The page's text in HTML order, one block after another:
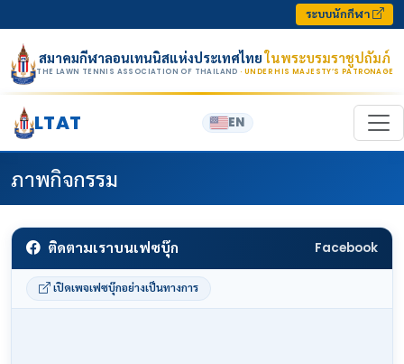
ระบบนักกีฬา
สมาคมกีฬาลอนเทนนิสแห่งประเทศไทยในพระบรมราชูปถัมภ์
THE LAWN TENNIS ASSOCIATION OF THAILAND · UNDER HIS MAJESTY’S PATRONAGE
LTAT EN
ภาพกิจกรรม
ติดตามเราบนเฟซบุ๊ก Facebook
เปิดเพจเฟซบุ๊กอย่างเป็นทางการ